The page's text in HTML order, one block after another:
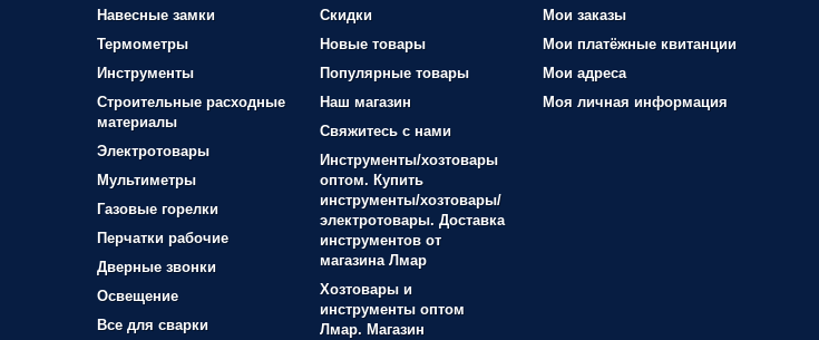
Навесные замки
Термометры
Инструменты
Строительные расходные
материалы
Электротовары
Мультиметры
Газовые горелки
Перчатки рабочие
Дверные звонки
Освещение
Все для сварки
Скидки
Новые товары
Популярные товары
Наш магазин
Свяжитесь с нами
Инструменты/хозтовары
оптом. Купить
инструменты/хозтовары/
электротовары. Доставка
инструментов от
магазина Лмар
Хозтовары и
инструменты оптом
Лмар. Магазин
Мои заказы
Мои платёжные квитанции
Мои адреса
Моя личная информация